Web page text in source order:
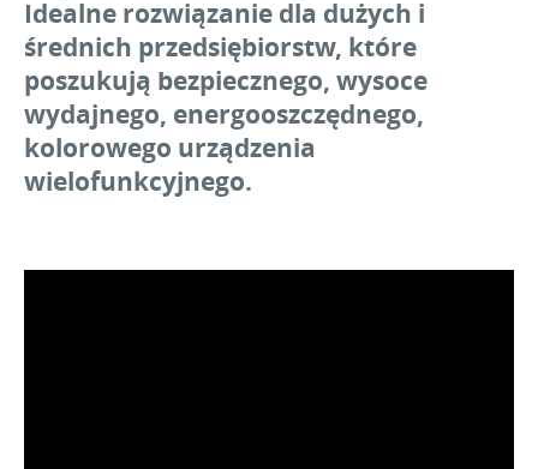
Idealne rozwiązanie dla dużych i
średnich przedsiębiorstw, które
poszukują bezpiecznego, wysoce
wydajnego, energooszczędnego,
kolorowego urządzenia
wielofunkcyjnego.